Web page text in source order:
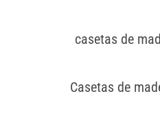
casetas de
Casetas de